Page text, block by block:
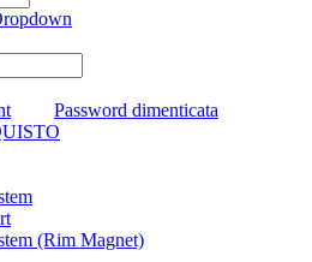
Password dimenticata
(Rim Magnet)